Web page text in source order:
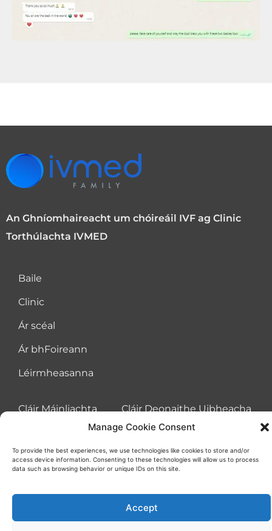
Manage Cookie Consent
To provide the best experiences, we use technologies like cookies to store and/or
access device information. Consenting to these technologies will allow us to process
data such as browsing behavior or unique IDs on this site.
Accept
An Ghníomhaireacht um chóireáil IVF ag Clinic
Torthúlachta IVMED
Baile
Clinic
Ár scéal
Ár bhFoireann
Léirmheasanna
Cláir Máinliachta Cláir Deonaithe Uibheacha
Cláir Chaighdeánacha vs. Cláir Máinliachta Ráthaithe
An Próiseas
Teagmháil